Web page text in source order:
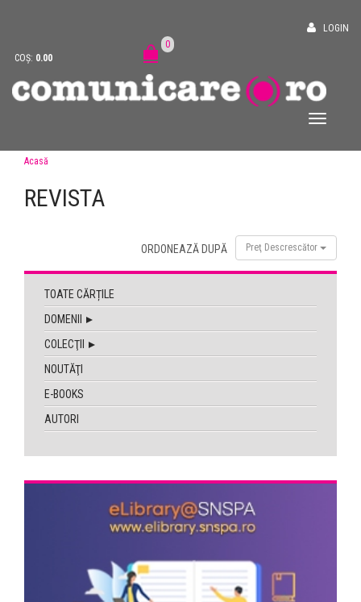
LOGIN
COȘ: 0.00
0
Acasă
REVISTA
Preţ Descrescător
ORDONEAZĂ DUPĂ
TOATE CĂRȚILE
DOMENII
COLECŢII
NOUTĂŢI
E-BOOKS
AUTORI